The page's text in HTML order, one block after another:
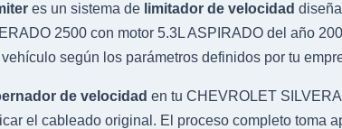
es un sistema de limitador de velocidad
2500 con motor 5.3L ASPIRADO del año
según los parámetros definidos por tu
de velocidad en tu CHEVROLET
el cableado original. El proceso completo toma